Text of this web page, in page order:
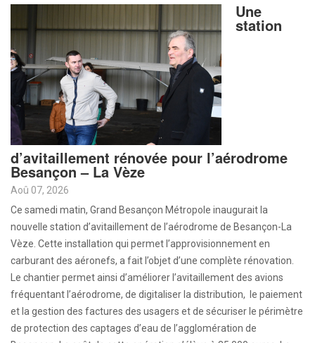
Une
station
d’avitaillement rénovée pour l’aérodrome
Besançon – La Vèze
Aoû 07, 2026
Ce samedi matin, Grand Besançon Métropole inaugurait la
nouvelle station d’avitaillement de l’aérodrome de Besançon-La
Vèze. Cette installation qui permet l’approvisionnement en
carburant des aéronefs, a fait l’objet d’une complète rénovation.
Le chantier permet ainsi d’améliorer l’avitaillement des avions
fréquentant l’aérodrome, de digitaliser la distribution, le paiement
et la gestion des factures des usagers et de sécuriser le périmètre
de protection des captages d’eau de l’agglomération de